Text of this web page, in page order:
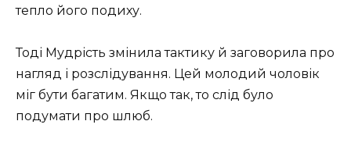
тепло його подиху.
Тоді Мудрість змінила тактику й заговорила про
нагляд і розслідування. Цей молодий чоловік
міг бути багатим. Якщо так, то слід було
подумати про шлюб.